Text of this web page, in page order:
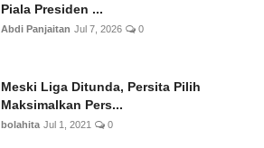
Piala Presiden ...
Abdi Panjaitan Jul 7, 2026 0
Meski Liga Ditunda, Persita Pilih
Maksimalkan Pers...
bolahita Jul 1, 2021 0